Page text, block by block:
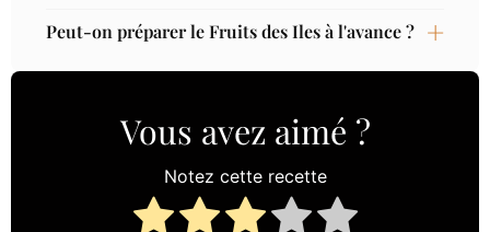
Peut-on préparer le Fruits des Iles à l'avance ?
Vous avez aimé ?
Notez cette recette